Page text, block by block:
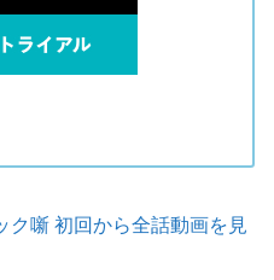
ク噺 初回から全話動画を見